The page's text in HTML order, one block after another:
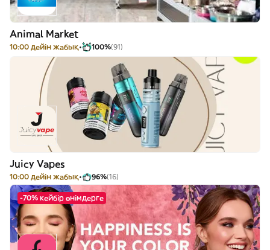
Animal Market
10:00 дейін жабық 100%(91)
Juicy Vapes
10:00 дейін жабық 96%(16)
-70% кейбір өнімдерге